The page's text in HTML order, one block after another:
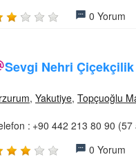
0 Yorum
Sevgi Nehri Çiçekçilik
, Yakutiye, Topçuoğlu
: +90 442 213 80 90 (57
0 Yorum